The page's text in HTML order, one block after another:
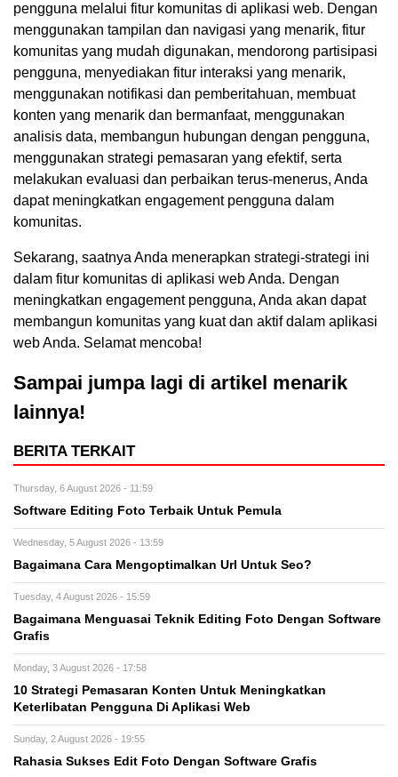
pengguna melalui fitur komunitas di aplikasi web. Dengan
menggunakan tampilan dan navigasi yang menarik, fitur
komunitas yang mudah digunakan, mendorong partisipasi
pengguna, menyediakan fitur interaksi yang menarik,
menggunakan notifikasi dan pemberitahuan, membuat
konten yang menarik dan bermanfaat, menggunakan
analisis data, membangun hubungan dengan pengguna,
menggunakan strategi pemasaran yang efektif, serta
melakukan evaluasi dan perbaikan terus-menerus, Anda
dapat meningkatkan engagement pengguna dalam
komunitas.
Sekarang, saatnya Anda menerapkan strategi-strategi ini
dalam fitur komunitas di aplikasi web Anda. Dengan
meningkatkan engagement pengguna, Anda akan dapat
membangun komunitas yang kuat dan aktif dalam aplikasi
web Anda. Selamat mencoba!
Sampai jumpa lagi di artikel menarik
lainnya!
BERITA TERKAIT
Thursday, 6 August 2026 - 11:59
Software Editing Foto Terbaik Untuk Pemula
Wednesday, 5 August 2026 - 13:59
Bagaimana Cara Mengoptimalkan Url Untuk Seo?
Tuesday, 4 August 2026 - 15:59
Bagaimana Menguasai Teknik Editing Foto Dengan Software
Grafis
Monday, 3 August 2026 - 17:58
10 Strategi Pemasaran Konten Untuk Meningkatkan
Keterlibatan Pengguna Di Aplikasi Web
Sunday, 2 August 2026 - 19:55
Rahasia Sukses Edit Foto Dengan Software Grafis